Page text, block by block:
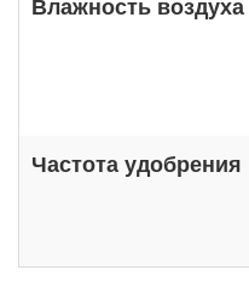
Частота удобрения